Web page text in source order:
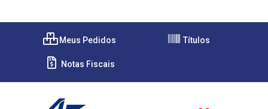
Meus Pedidos Títulos
Notas Fiscais